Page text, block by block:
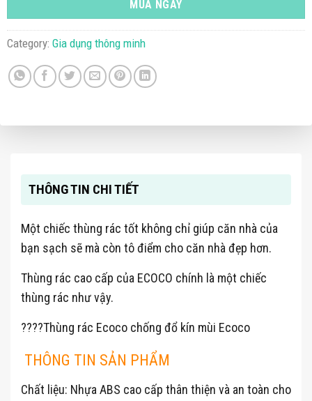
MUA NGAY
Category: Gia dụng thông minh
THÔNG TIN CHI TIẾT
Một chiếc thùng rác tốt không chỉ giúp căn nhà của
bạn sạch sẽ mà còn tô điểm cho căn nhà đẹp hơn.
Thùng rác cao cấp của ECOCO chính là một chiếc
thùng rác như vậy.
????Thùng rác Ecoco chống đổ kín mùi Ecoco
THÔNG TIN SẢN PHẨM
Chất liệu: Nhựa ABS cao cấp thân thiện và an toàn cho